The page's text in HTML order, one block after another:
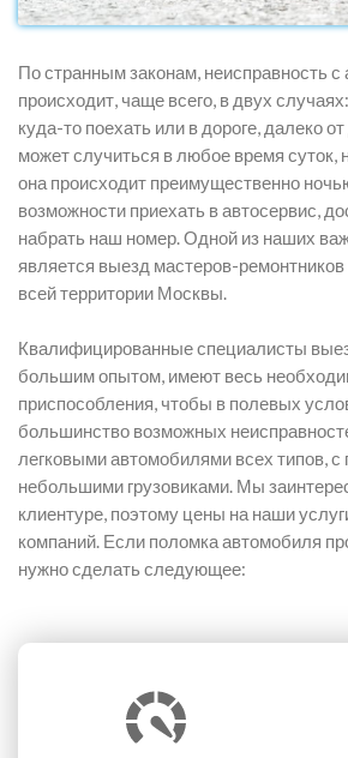
По странным законам, неисправность
происходит, чаще всего, в двух
куда-то поехать или в дороге, далеко
может случиться в любое время суток,
она происходит преимущественно
возможности приехать в автосервис,
набрать наш номер. Одной из наших
является выезд мастеров-ремонтников
всей территории Москвы.
Квалифицированные специалисты
большим опытом, имеют весь
приспособления, чтобы в полевых
большинство возможных
легковыми автомобилями всех типов, с
небольшими грузовиками. Мы
клиентуре, поэтому цены на наши
компаний. Если поломка автомобиля
нужно сделать следующее: